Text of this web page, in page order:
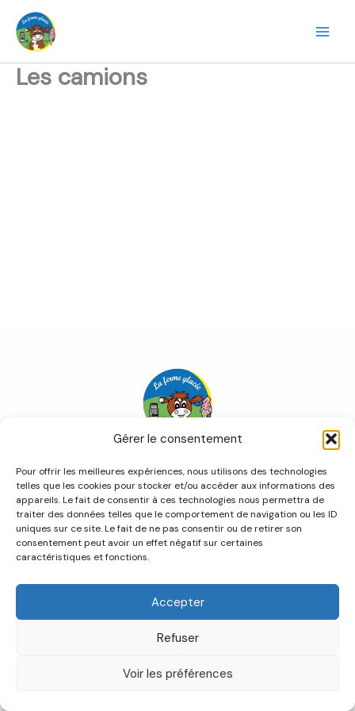
Gérer le consentement
Pour offrir les meilleures expériences, nous utilisons des technologies
telles que les cookies pour stocker et/ou accéder aux informations des
appareils. Le fait de consentir à ces technologies nous permettra de
traiter des données telles que le comportement de navigation ou les ID
uniques sur ce site. Le fait de ne pas consentir ou de retirer son
consentement peut avoir un effet négatif sur certaines
caractéristiques et fonctions.
Accepter
Refuser
Voir les préférences
contenu
Les camions
Notre concept
Nos gourmandises
Les camions
Contact
Politique de confidentialité-Mentions légales